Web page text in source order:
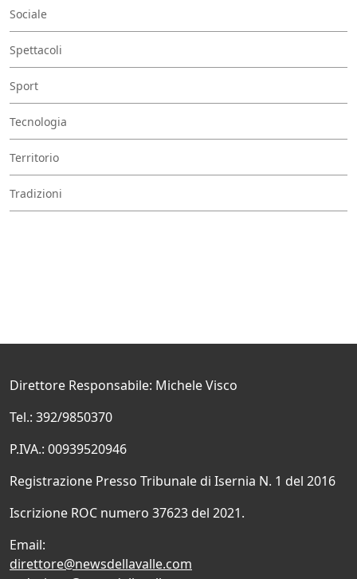
Sociale
Spettacoli
Sport
Tecnologia
Territorio
Tradizioni
Direttore Responsabile: Michele Visco
Tel.: 392/9850370
P.IVA.: 00939520946
Registrazione Presso Tribunale di Isernia N. 1 del 2016
Iscrizione ROC numero 37623 del 2021.
Email:
direttore@newsdellavalle.com